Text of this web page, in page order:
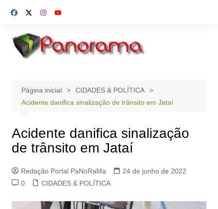
para
conteúdo
Página inicial
CIDADES & POLÍTICA
Acidente danifica sinalização de trânsito em Jataí
Acidente danifica sinalização
de trânsito em Jataí
Redação Portal PaNoRaMa
24 de junho de 2022
0
CIDADES & POLÍTICA